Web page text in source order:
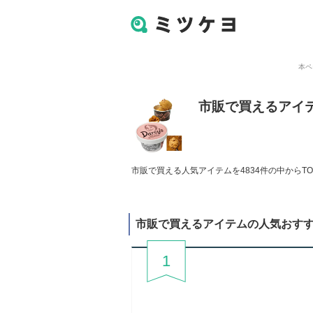
本
市販で買えるアイ
市販で買える人気アイテムを4834件の中から
市販で買えるアイテムの人気おす
1